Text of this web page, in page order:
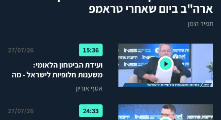
ארה"ב ביום שאחרי טראמפ
תמיר הימן
15:36
27/07/26
ועידת הביטחון הלאומי:
משענות חלופיות לישראל - מה
קורה כשאבא הולך...?
אסף אוריון
24:33
27/07/26